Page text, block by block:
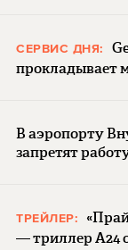
СЕРВИС ДНЯ:
прокладывает
В аэропорту
запретят
ТРЕЙЛЕР:
— триллер A24